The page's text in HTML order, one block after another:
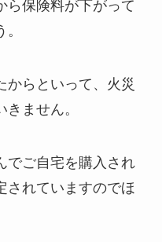
ら保険料が下がって
からといって、火災
ません。
でご自宅を購入され
されていますのでほ